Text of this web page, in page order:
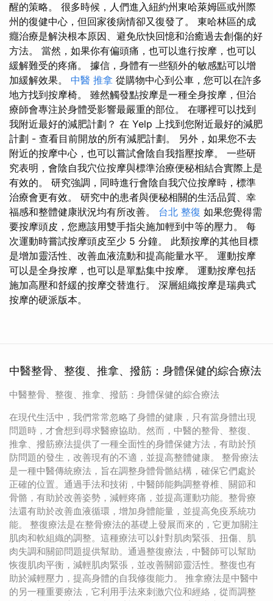
醒的策略。 很多時候，人們進入紐約州東哈萊姆區或州際
州的復健中心，但回家後病情卻又復發了。 東哈林區的成
癮治療是解決根本原因、避免欣快回憶和治癒過去創傷的好
方法。 當然，如果你有偏頭痛，也可以進行按摩，也可以
緩解難受的疼痛。 據信，身體有一些額外的敏感點可以增
加緩解效果。 中醫 推拿 從購物中心到公車，您可以在許多
地方找到按摩椅。 雖然觸發點按摩是一種全身按摩，但治
療師會專注於身體受影響最嚴重的部位。 在哪裡可以找到
我附近最好的減肥計劃？ 在 Yelp 上找到您附近最好的減肥
計劃 - 查看目前開放的所有減肥計劃。 另外，如果您不去
附近的按摩中心，也可以嘗試會陰自我指壓按摩。 一些研
究表明，會陰自我穴位按摩與標準治療便秘相結合實際上是
有效的。 研究強調，同時進行會陰自我穴位按摩時，標準
治療會更有效。 研究中的患者與便秘相關的生活品質、幸
福感和整體健康狀況均有所改善。 台北 整復 如果您覺得需
要按摩頭皮，您應該用雙手指尖施加輕到中等的壓力。 每
次運動時嘗試按摩頭皮至少 5 分鐘。 此類按摩的其他目標
是增加靈活性、改善血液流動和提高能量水平。 運動按摩
可以是全身按摩，也可以是單點集中按摩。 運動按摩包括
施加高壓和舒緩的按摩交替進行。 深層組織按摩是瑞典式
按摩的硬派版本。
中醫整骨、整復、推拿、撥筋：身體保健的綜合療法
中醫整骨、整復、推拿、撥筋：身體保健的綜合療法
在現代生活中，我們常常忽略了身體的健康，只有當身體出現
問題時，才會想到尋求醫療協助。然而，中醫的整骨、整復、
推拿、撥筋療法提供了一種全面性的身體保健方法，有助於預
防問題的發生，改善現有的不適，並提高整體健康。 整骨療法
是一種中醫傳統療法，旨在調整身體骨骼結構，確保它們處於
正確的位置。通過手法和技術，中醫師能夠調整脊椎、關節和
骨骼，有助於改善姿勢，減輕疼痛，並提高運動功能。整骨療
法還有助於改善血液循環，增加身體能量，並提高免疫系統功
能。 整復療法是在整骨療法的基礎上發展而來的，它更加關注
肌肉和軟組織的調整。這種療法可以針對肌肉緊張、扭傷、肌
肉失調和關節問題提供幫助。通過整復療法，中醫師可以幫助
恢復肌肉平衡，減輕肌肉緊張，並改善關節靈活性。整復也有
助於減輕壓力，提高身體的自我修復能力。 推拿療法是中醫中
的另一種重要療法，它利用手法來刺激穴位和經絡，從而調整